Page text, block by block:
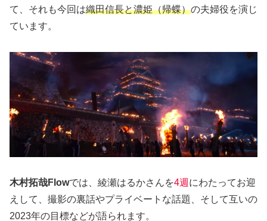
て、それも今回は織田信長と濃姫（帰蝶）の夫婦役を演じ
ています。
木村拓哉Flowでは、綾瀬はるかさんを4週 にわたってお迎
えして、撮影の裏話やプライベートな話題、そして互いの
2023年の目標などが語られます。